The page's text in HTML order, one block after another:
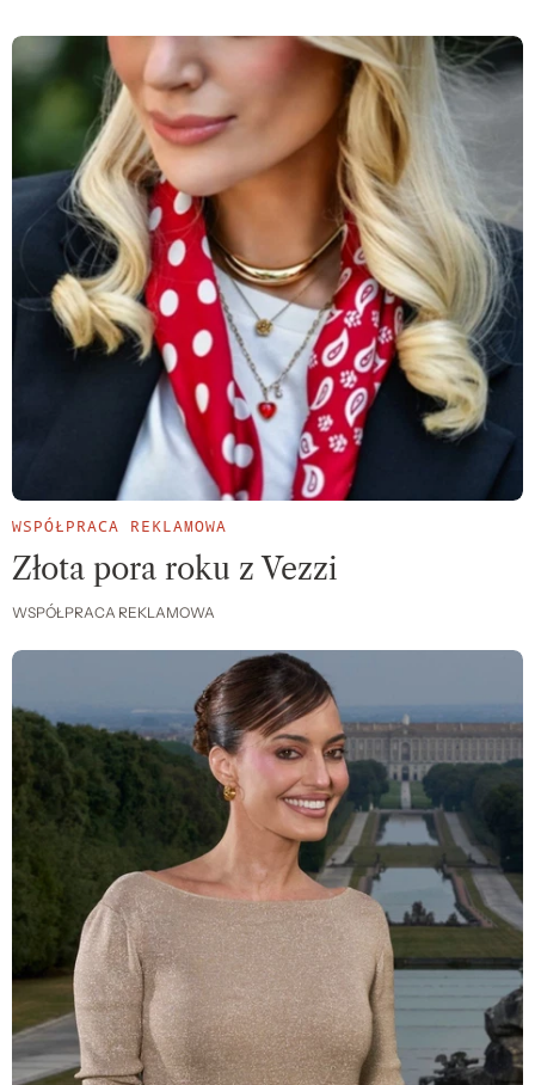
WSPÓŁPRACA REKLAMOWA
Złota pora roku z Vezzi
WSPÓŁPRACA REKLAMOWA